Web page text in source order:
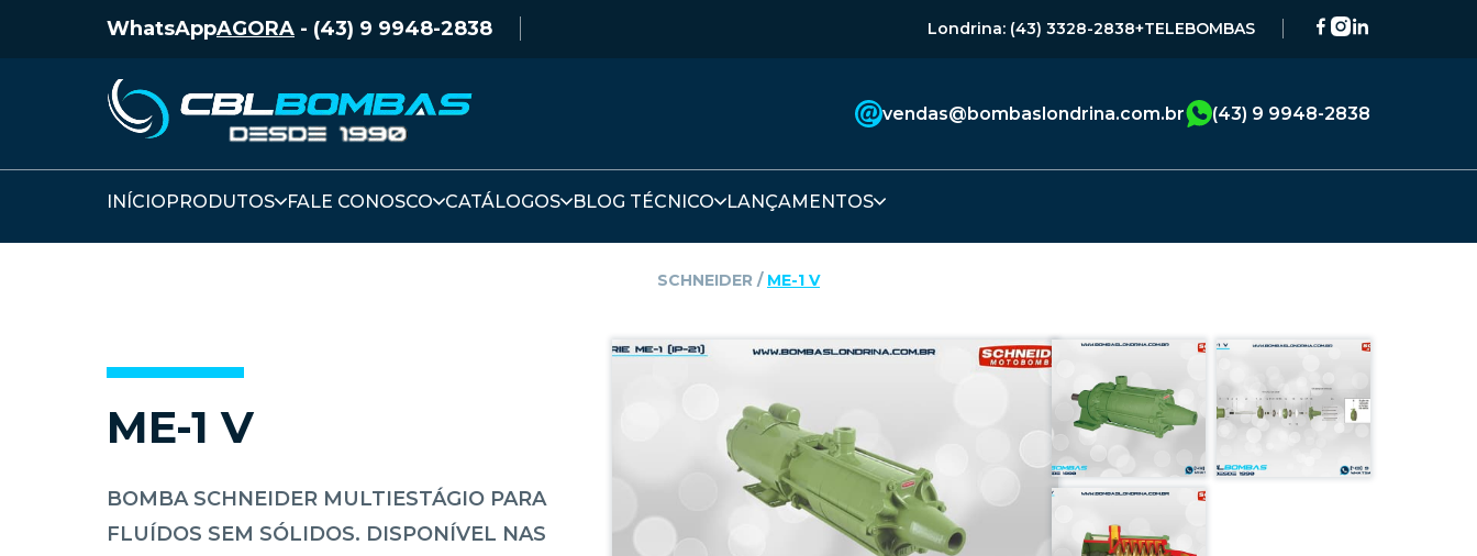
WhatsAppAGORA - (43) 9 9948-2838 Londrina: (43) 3328-2838+TELEBOMBAS
vendas@bombaslondrina.com.br (43) 9 9948-2838
INÍCIOPRODUTOS FALE CONOSCO CATÁLOGOS BLOG TÉCNICO LANÇAMENTOS
SCHNEIDER ‎ / ‎ ME-1 V
ME-1 V
BOMBA SCHNEIDER MULTIESTÁGIO PARA
FLUÍDOS SEM SÓLIDOS. DISPONÍVEL NAS